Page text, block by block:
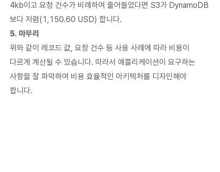
4kb이고 요청 건수가 비례하여 줄어들었다면 S3가 DynamoDB
보다 저렴(1,150.60 USD) 합니다.
5. 마무리
위와 같이 레코드 값, 요청 건수 등 사용 사례에 따라 비용이
다르게 계산될 수 있습니다. 따라서 애플리케이션이 요구하는
사항을 잘 파악하여 비용 효율적인 아키텍처를 디자인해야
합니다.